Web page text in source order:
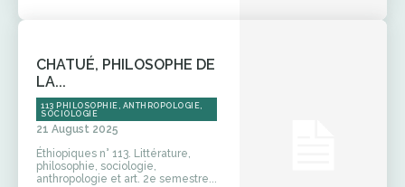
CHATUÉ, PHILOSOPHE DE
LA...
113 PHILOSOPHIE, ANTHROPOLOGIE,
SOCIOLOGIE
21 August 2025
Éthiopiques n° 113. Littérature,
philosophie, sociologie,
anthropologie et art. 2e semestre...